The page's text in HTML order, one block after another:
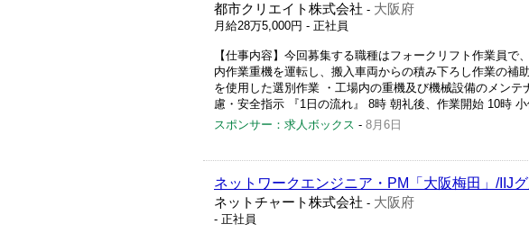
都市クリエイト株式会社 - 大阪府
月給28万5,000円 - 正社員
【仕事内容】今回募集する職種はフォークリフト作業員
内作業重機を運転し、搬入車両からの積み下ろし作業の補
を使用した選別作業 ・工場内の重機及び機械設備のメン
慮・安全指示 『1日の流れ』 8時 朝礼後、作業開始 10時
スポンサー：求人ボックス - 8月6日
ネットワークエンジニア・PM「大阪梅田」/IIJ
ネットチャート株式会社 - 大阪府
- 正社員